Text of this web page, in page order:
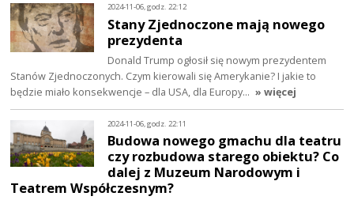
2024-11-06, godz. 22:12
Stany Zjednoczone mają nowego
prezydenta
Donald Trump ogłosił się nowym prezydentem
Stanów Zjednoczonych. Czym kierowali się Amerykanie? I jakie to
będzie miało konsekwencje – dla USA, dla Europy… » więcej
2024-11-06, godz. 22:11
Budowa nowego gmachu dla teatru
czy rozbudowa starego obiektu? Co
dalej z Muzeum Narodowym i
Teatrem Współczesnym?